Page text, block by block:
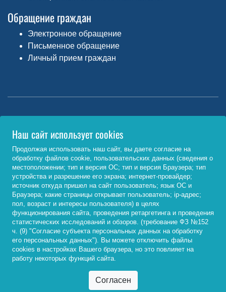
Обращение граждан
Электронное обращение
Письменное обращение
Личный прием граждан
Министерство науки и высшего образования РФ
http://www.minobrnauki.gov.ru/
Министерство просвещения РФ
https://edu.gov.ru/
Федеральный портал «Российское образование»
http://www.edu.ru/
© 2026, ФГБОУ ВО «Байкальский государственный
университет»
Наш сайт использует cookies
Продолжая использовать наш сайт, вы даете согласие на
обработку файлов cookie, пользовательских данных (сведения о
местоположении; тип и версия ОС; тип и версия Браузера; тип
устройства и разрешение его экрана; интернет-провайдер;
источник откуда пришел на сайт пользователь; язык ОС и
Браузера; какие страницы открывает пользователь; ip-адрес;
пол, возраст и интересы пользователя) в целях
функционирования сайта, проведения ретаргетинга и проведения
статистических исследований и обзоров. (требование ФЗ №152
ч. (9) "Согласие субъекта персональных данных на обработку
его персональных данных"). Вы можете отключить файлы
cookies в настройках Вашего браузера, но это повлияет на
работу некоторых функций сайта.